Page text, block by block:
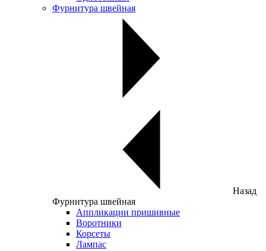
Фурнитура швейная
Назад
Фурнитура швейная
Аппликации пришивные
Воротники
Корсеты
Лампас